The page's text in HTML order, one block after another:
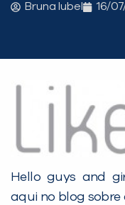
Bruna Iubel 16/
Hello guys and
aqui no blog sobre
PEÇA UMA